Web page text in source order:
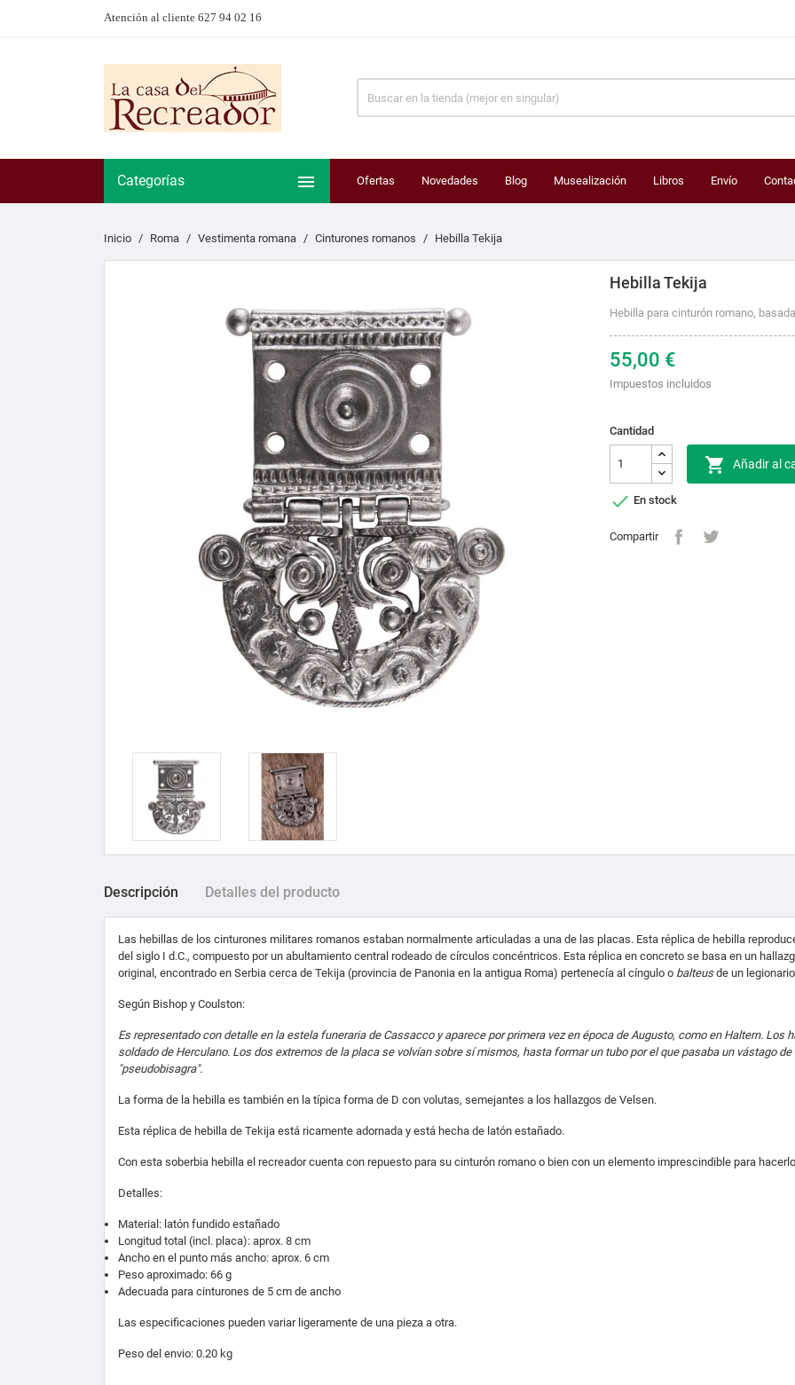
Atención al cliente 627 94 02 16
Categorías  Ofertas Novedades Blog Musealización Libros Envío
Inicio Roma Vestimenta romana Cinturones romanos Hebilla Tekija
Hebilla Tekija
Hebilla para cinturón romano,
55,00 €
Impuestos incluidos
Cantidad
 Añadir al
 En stock
Compartir
Descripción Detalles del producto
Las hebillas de los cinturones militares romanos estaban normalmente articuladas a una de las placas. Esta réplica de hebilla
del siglo I d.C., compuesto por un abultamiento central rodeado de círculos concéntricos. Esta réplica en concreto se basa en un
original, encontrado en Serbia cerca de Tekija (provincia de Panonia en la antigua Roma) pertenecía al cíngulo o balteusde un
Según Bishop y Coulston:
Es representado con detalle en la estela funeraria de Cassacco y aparece por primera vez en época de Augusto, como en Haltern. Los
soldado de Herculano. Los dos extremos de la placa se volvían sobre sí mismos, hasta formar un tubo por el que pasaba un vástago
"pseudobisagra".
La forma de la hebilla es también en la típica forma de D con volutas, semejantes a los hallazgos de Velsen.
Esta réplica de hebilla de Tekija está ricamente adornada y está hecha de latón estañado.
Con esta soberbia hebilla el recreador cuenta con repuesto para su cinturón romano o bien con un elemento imprescindible para
Detalles:
Material: latón fundido estañado
Longitud total (incl. placa): aprox. 8 cm
Ancho en el punto más ancho: aprox. 6 cm
Peso aproximado: 66 g
Adecuada para cinturones de 5 cm de ancho
Las especificaciones pueden variar ligeramente de una pieza a otra.
Peso del envio: 0.20 kg